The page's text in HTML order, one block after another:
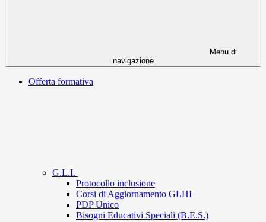
Menu di
navigazione
Offerta formativa
G.L.I.
Protocollo inclusione
Corsi di Aggiornamento GLHI
PDP Unico
Bisogni Educativi Speciali (B.E.S.)